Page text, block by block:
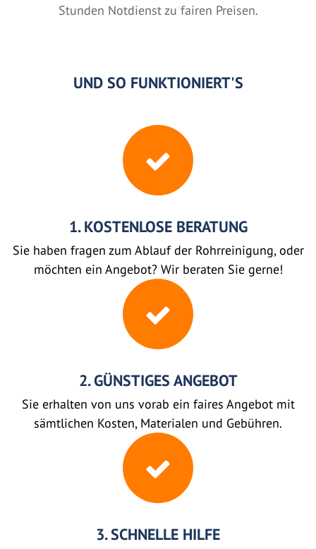
Stunden Notdienst zu fairen Preisen.
UND SO FUNKTIONIERT'S
1. KOSTENLOSE BERATUNG
Sie haben fragen zum Ablauf der Rohrreinigung, oder
möchten ein Angebot? Wir beraten Sie gerne!
2. GÜNSTIGES ANGEBOT
Sie erhalten von uns vorab ein faires Angebot mit
sämtlichen Kosten, Materialen und Gebühren.
3. SCHNELLE HILFE